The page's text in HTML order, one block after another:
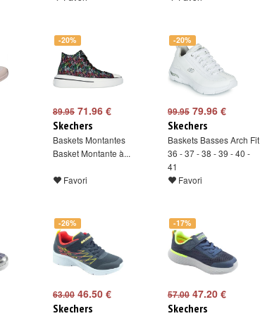
-20%
89.95 71.96 €
Skechers
Baskets Montantes
Basket Montante à...
Favori
-20%
99.95 79.96 €
Skechers
Baskets Basses Arch Fit
36 - 37 - 38 - 39 - 40 -
41
Favori
-26%
63.00 46.50 €
Skechers
-17%
57.00 47.20 €
Skechers